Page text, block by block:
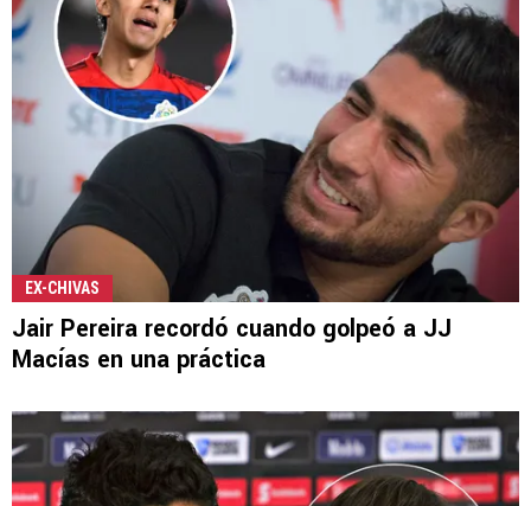
EX-CHIVAS
Jair Pereira recordó cuando golpeó a JJ
Macías en una práctica